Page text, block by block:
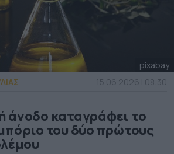
pixabay
15.06.2026 | 08:30
άνοδο καταγράφει το
του δύο πρώτους